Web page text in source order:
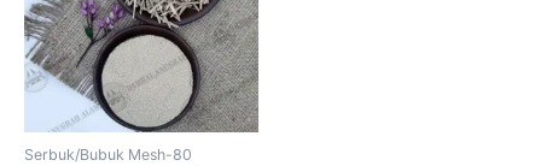
Serbuk/Bubuk Mesh-80